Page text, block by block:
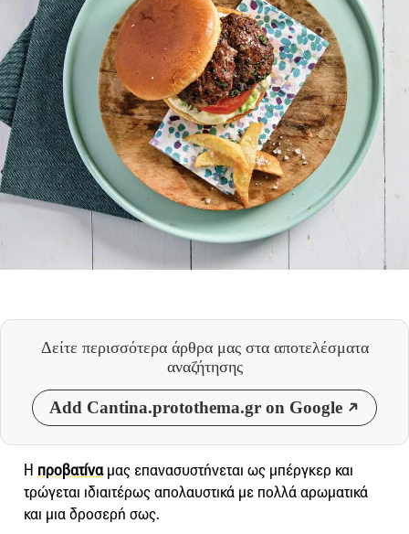
Δείτε περισσότερα άρθρα μας στα αποτελέσματα
αναζήτησης
Add Cantina.protothema.gr on Google
Η προβατίναμας επανασυστήνεται ως μπέργκερ και
τρώγεται ιδιαιτέρως απολαυστικά με πολλά αρωματικά
και μια δροσερή σως.